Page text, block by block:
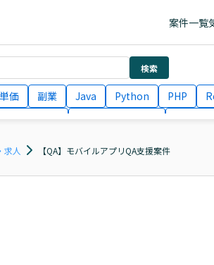
案件一覧
検索
価 副業 Java Python PHP
月収100万円 業務委託
求人 【QA】モバイルアプリQA支援案件